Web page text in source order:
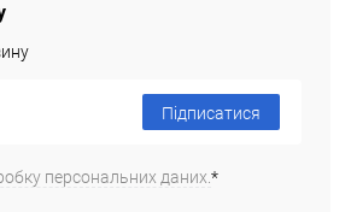
Підписатися
персональних даних.*